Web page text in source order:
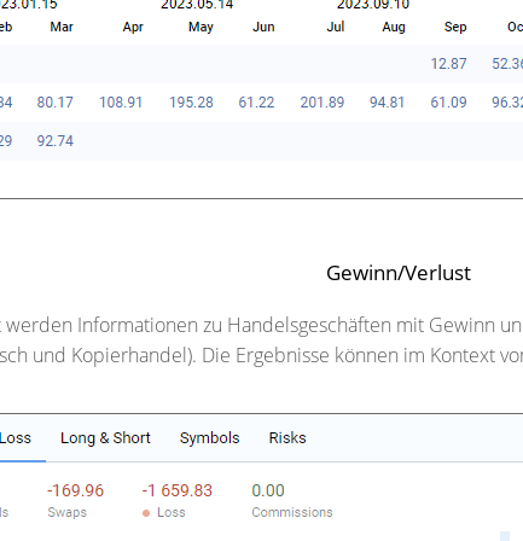
Gewinn/Verlust
Informationen zu Handelsgeschäften mit Gewinn
und Kopierhandel). Die Ergebnisse können im Kontext